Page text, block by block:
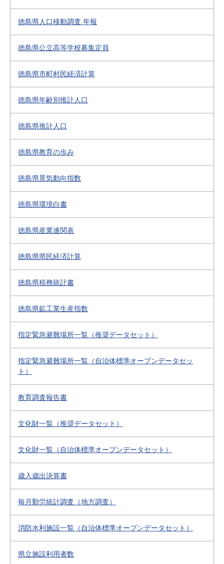
徳島県人口移動調査 年報
徳島県公立高等学校募集定員
徳島県市町村民経済計算
徳島県年齢別推計人口
徳島県推計人口
徳島県教育の歩み
徳島県景気動向指数
徳島県環境白書
徳島県産業連関表
徳島県県民経済計算
徳島県税務統計書
徳島県鉱工業生産指数
指定緊急避難場所一覧（推奨データセット）
指定緊急避難場所一覧（自治体標準オープンデータセッ
ト）
教育調査報告書
文化財一覧（推奨データセット）
文化財一覧（自治体標準オープンデータセット）
歳入歳出決算書
毎月勤労統計調査（地方調査）
消防水利施設一覧（自治体標準オープンデータセット）
県立施設利用者数